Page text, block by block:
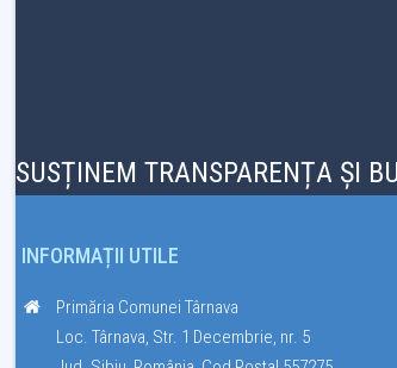
SUSȚINEM TRANSPARENȚA ȘI
INFORMAȚII UTILE
Primăria Comunei Târnava
Loc. Târnava, Str. 1 Decembrie, nr. 5